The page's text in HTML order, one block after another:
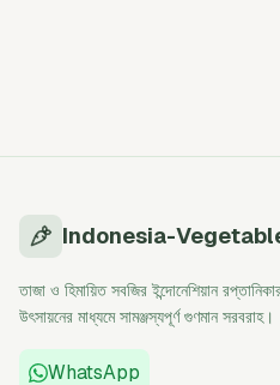
Indonesia-
তাজা ও হিমায়িত সবজির ইন্দোনেশিয়ান
উৎসায়নের মাধ্যমে সামঞ্জস্যপূর্ণ গুণমান সরবরাহ।
WhatsApp